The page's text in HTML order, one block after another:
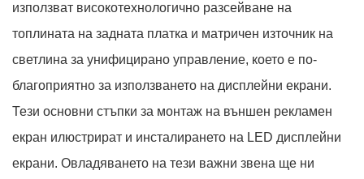
използват високотехнологично разсейване на
топлината на задната платка и матричен източник на
светлина за унифицирано управление, което е по-
благоприятно за използването на дисплейни екрани.
Тези основни стъпки за монтаж на външен рекламен
екран илюстрират и инсталирането на LED дисплейни
екрани. Овладяването на тези важни звена ще ни